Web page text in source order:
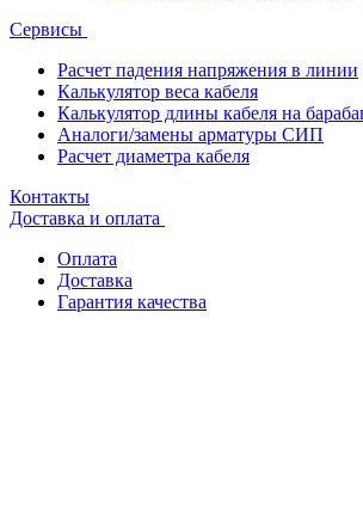
Сервисы
Расчет падения напряжения в линии
Калькулятор веса кабеля
Калькулятор длины кабеля на
Аналоги/замены арматуры СИП
Расчет диаметра кабеля
Контакты
Доставка и оплата
Оплата
Доставка
Гарантия качества